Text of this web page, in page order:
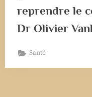
reprendre le
Dr Olivier
Santé